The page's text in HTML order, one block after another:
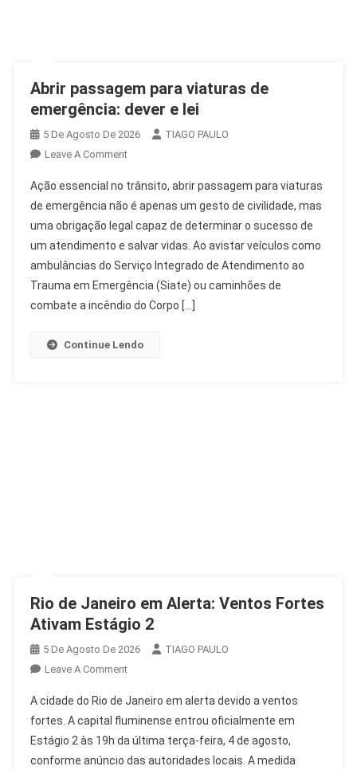
Abrir passagem para viaturas de
emergência: dever e lei
5 De Agosto De 2026
TIAGO PAULO
Leave A CommentOn
Passagem
Para
Viaturas
De
Emergência:
Dever
Ação essencial no trânsito, abrir passagem para viaturas
de emergência não é apenas um gesto de civilidade, mas
uma obrigação legal capaz de determinar o sucesso de
um atendimento e salvar vidas. Ao avistar veículos como
ambulâncias do Serviço Integrado de Atendimento ao
Trauma em Emergência (Siate) ou caminhões de
combate a incêndio do Corpo […]
Continue Lendo
Rio de Janeiro em Alerta: Ventos Fortes
Ativam Estágio 2
5 De Agosto De 2026
TIAGO PAULO
Leave A CommentOn
De
Janeiro
Em
Alerta:
A cidade do Rio de Janeiro em alerta devido a ventos
fortes. A capital fluminense entrou oficialmente em
Estágio 2 às 19h da última terça-feira, 4 de agosto,
conforme anúncio das autoridades locais. A medida